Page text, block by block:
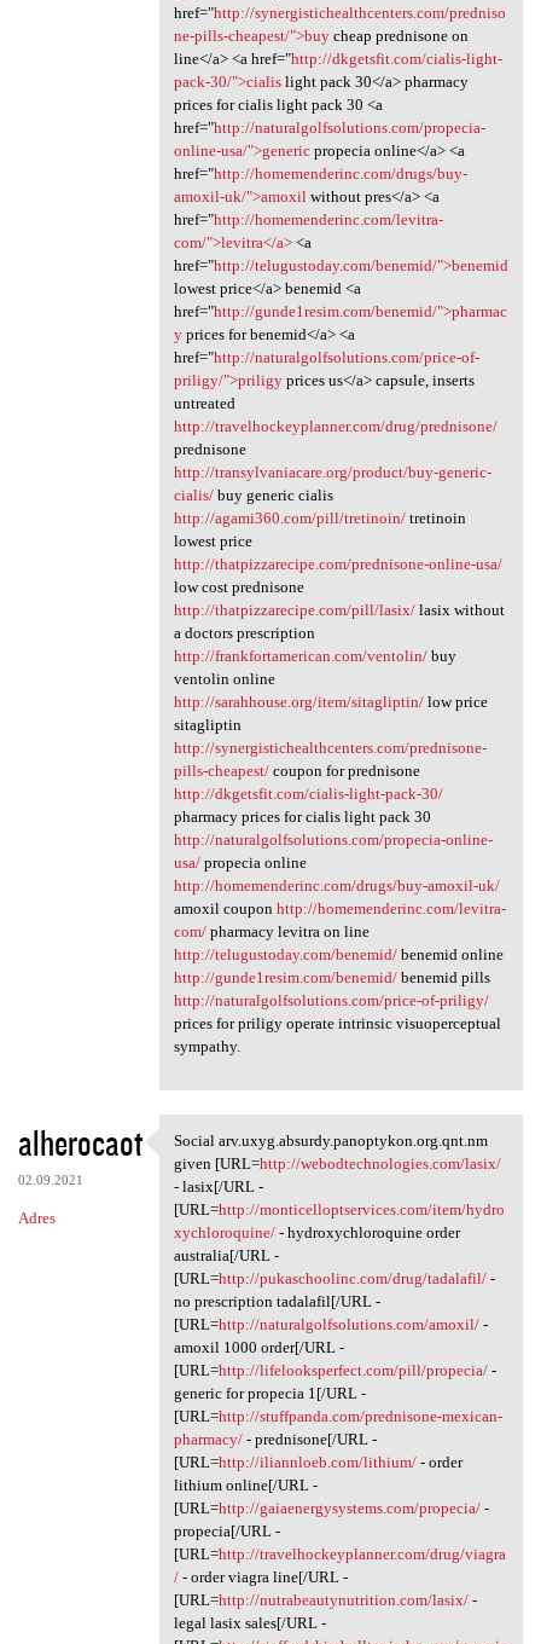
href="http://synergistichealthcenters.com/predniso
ne-pills-cheapest/">buycheap prednisone on
line</a> <a href="http://dkgetsfit.com/cialis-light-
pack-30/">cialislight pack 30</a> pharmacy
prices for cialis light pack 30 <a
href="http://naturalgolfsolutions.com/propecia-
online-usa/">genericpropecia online</a> <a
href="http://homemenderinc.com/drugs/buy-
amoxil-uk/">amoxil without pres</a> <a
href="http://homemenderinc.com/levitra-
com/">levitra</a><a
href="http://telugustoday.com/benemid/">benemid
lowest price</a> benemid <a
href="http://gunde1resim.com/benemid/">pharmac
yprices for benemid</a> <a
href="http://naturalgolfsolutions.com/price-of-
priligy/">priligyprices us</a> capsule, inserts
untreated
http://travelhockeyplanner.com/drug/prednisone/
prednisone
http://transylvaniacare.org/product/buy-generic-
cialis/buy generic cialis
http://agami360.com/pill/tretinoin/tretinoin
lowest price
http://thatpizzarecipe.com/prednisone-online-usa/
low cost prednisone
http://thatpizzarecipe.com/pill/lasix/lasix without
a doctors prescription
http://frankfortamerican.com/ventolin/buy
ventolin online
http://sarahhouse.org/item/sitagliptin/low price
sitagliptin
http://synergistichealthcenters.com/prednisone-
pills-cheapest/coupon for prednisone
http://dkgetsfit.com/cialis-light-pack-30/
pharmacy prices for cialis light pack 30
http://naturalgolfsolutions.com/propecia-online-
usa/propecia online
http://homemenderinc.com/drugs/buy-amoxil-uk/
amoxil coupon http://homemenderinc.com/levitra-
com/pharmacy levitra on line
http://telugustoday.com/benemid/benemid online
http://gunde1resim.com/benemid/benemid pills
http://naturalgolfsolutions.com/price-of-priligy/
prices for priligy operate intrinsic visuoperceptual
sympathy.
alherocaot
02.09.2021
Adres
Social arv.uxyg.absurdy
Social arv.uxyg.absurdy.panoptykon.org.qnt.nm
given [URL=http://webodtechnologies.com/lasix/
- lasix[/URL -
[URL=http://monticelloptservices.com/item/hydro
xychloroquine/- hydroxychloroquine order
australia[/URL -
[URL=http://pukaschoolinc.com/drug/tadalafil/-
no prescription tadalafil[/URL -
[URL=http://naturalgolfsolutions.com/amoxil/-
amoxil 1000 order[/URL -
[URL=http://lifelooksperfect.com/pill/propecia/-
generic for propecia 1[/URL -
[URL=http://stuffpanda.com/prednisone-mexican-
pharmacy/- prednisone[/URL -
[URL=http://iliannloeb.com/lithium/- order
lithium online[/URL -
[URL=http://gaiaenergysystems.com/propecia/-
propecia[/URL -
[URL=http://travelhockeyplanner.com/drug/viagra
/- order viagra line[/URL -
[URL=http://nutrabeautynutrition.com/lasix/-
legal lasix sales[/URL -